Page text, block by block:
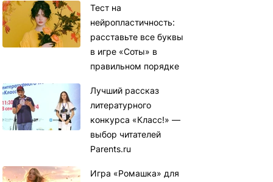
Тест на
нейропластичность:
расставьте все буквы
в игре «Соты» в
правильном порядке
Лучший рассказ
литературного
конкурса «Класс!» —
выбор читателей
Parents.ru
Игра «Ромашка» для